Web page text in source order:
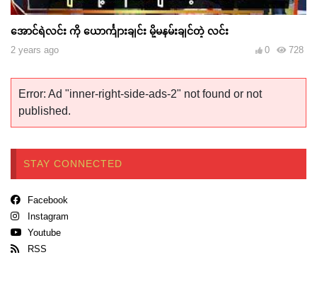
အောင်ရဲလင်း ကို ယောင်္ကျားချင်း မို့မနမ်းချင်တဲ့ လင်း
2 years ago 728
0
Error: Ad "inner-right-side-ads-2" not found or not
published.
STAY CONNECTED
Facebook
Instagram
Youtube
RSS